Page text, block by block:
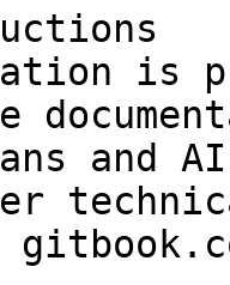
is
and